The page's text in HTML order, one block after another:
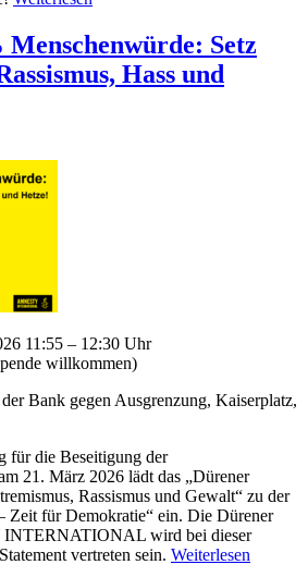
Setz
Hass und
11:55 – 12:30 Uhr
willkommen)
Bank gegen Ausgrenzung, Kaiserplatz,
für die Beseitigung der
21. März 2026 lädt das „Dürener
Rassismus und Gewalt“ zu der
Zeit für Demokratie“ ein. Die Dürener
wird bei dieser
vertreten sein. Weiterlesen